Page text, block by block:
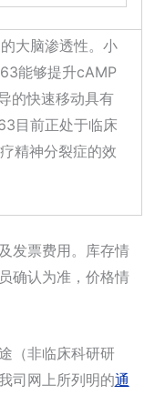
大脑渗透性。小
能够提升cAMP
的快速移动具有
目前正处于临床
精神分裂症的效
发票费用。库存情
确认为准，价格情
（非临床科研研
司网上所列明的通